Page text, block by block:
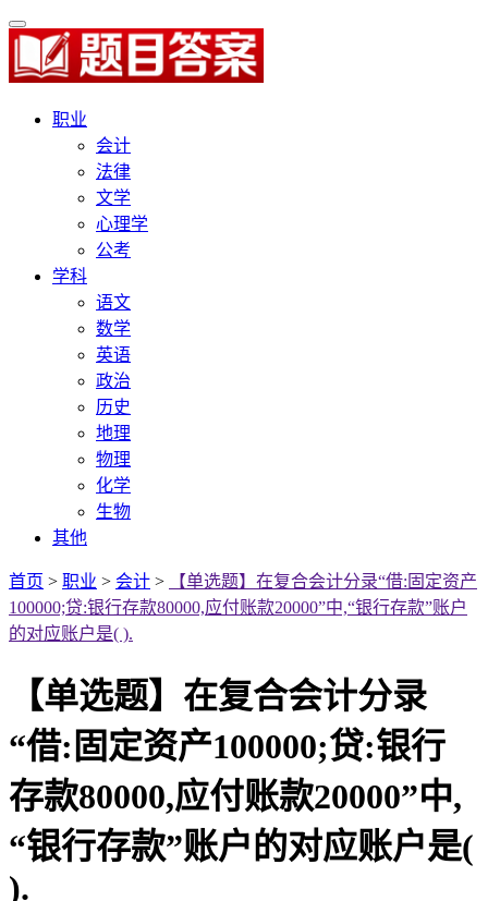
职业
会计
法律
文学
心理学
公考
学科
语文
数学
英语
政治
历史
地理
物理
化学
生物
其他
首页 > 职业 > 会计 >
【单选题】在复合会计分录“借:固定资产
100000;贷:银行存款80000,应付账款20000”中,“银行存款”账户
的对应账户是( ).
【单选题】在复合会计分录
“借:固定资产100000;贷:银行
存款80000,应付账款20000”中,
“银行存款”账户的对应账户是(
).